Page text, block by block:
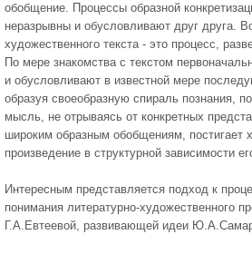
обобщение. Процессы образной
неразрывны и обусловливают друг друга.
художественного текста - это процесс,
По мере знакомства с текстом
и обусловливают в известной мере
образуя своеобразную спираль познания,
мысль, не отрываясь от конкретных
широким образным обобщениям, постигает
произведение в структурной зависимости
Интересным представляется подход к
понимания литературно-художественного
Г.А.Евтеевой, развивающей идеи